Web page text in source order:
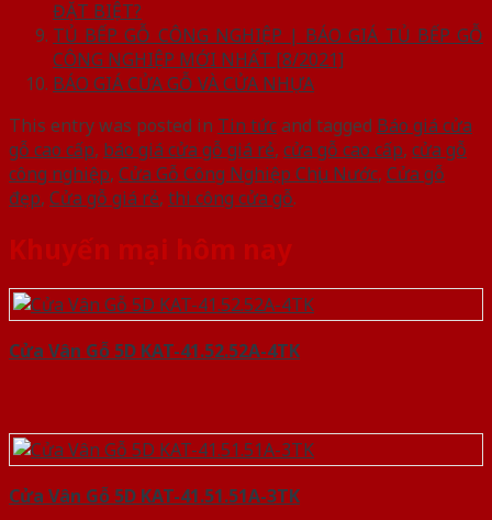
ĐẶT BIỆT?
TỦ BẾP GỖ CÔNG NGHIỆP | BÁO GIÁ TỦ BẾP GỖ
CÔNG NGHIỆP MỚI NHẤT [8/2021]
BÁO GIÁ CỬA GỖ VÀ CỬA NHỰA
This entry was posted in Tin tứcand tagged Báo giá cửa
gỗ cao cấp, báo giá cửa gỗ giá rẻ, cửa gỗ cao cấp, cửa gỗ
công nghiệp, Cửa Gỗ Công Nghiệp Chịu Nước, Cửa gỗ
đẹp, Cửa gỗ giá rẻ, thi công cửa gỗ.
Khuyến mại hôm nay
Cửa Vân Gỗ 5D KAT-41.52.52A-4TK
Cửa Vân Gỗ 5D KAT-41.51.51A-3TK